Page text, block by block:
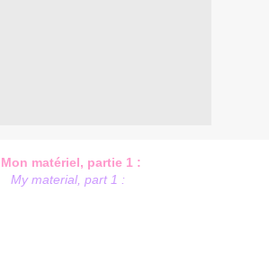
Mon matériel, partie 1 :
My material, part 1 :